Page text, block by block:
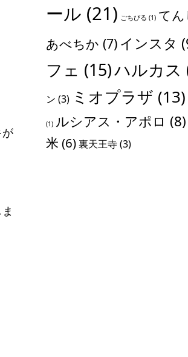
ール (21) ごちびる (1) てん
あべちか (7) インスタ
フェ (15)ハルカス
ン (3) ミオプラザ (13)
(1) ルシアス・アポロ (8)
米 (6)裏天王寺(3)